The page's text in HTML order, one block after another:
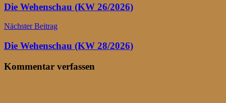
Die Wehenschau (KW 26/2026)
Nächster Beitrag
Die Wehenschau (KW 28/2026)
Kommentar verfassen